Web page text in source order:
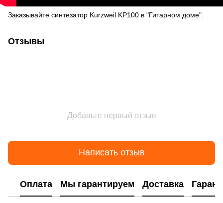
Заказывайте синтезатор Kurzweil KP100 в "Гитарном доме".
Отзывы
Добавьте первый отзыв
Написать отзыв
Оплата Мы гарантируем Доставка